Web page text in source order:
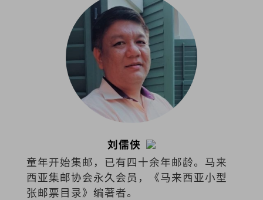
刘儒侠
童年开始集邮，已有四十余年邮龄。马来
西亚集邮协会永久会员，《马来西亚小型
张邮票目录》编著者。